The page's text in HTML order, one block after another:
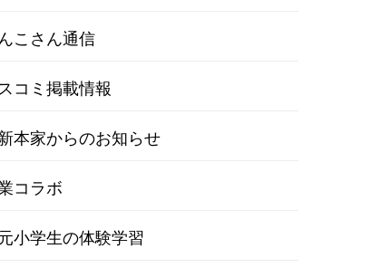
こさん通信
コミ掲載情報
本家からのお知らせ
コラボ
小学生の体験学習